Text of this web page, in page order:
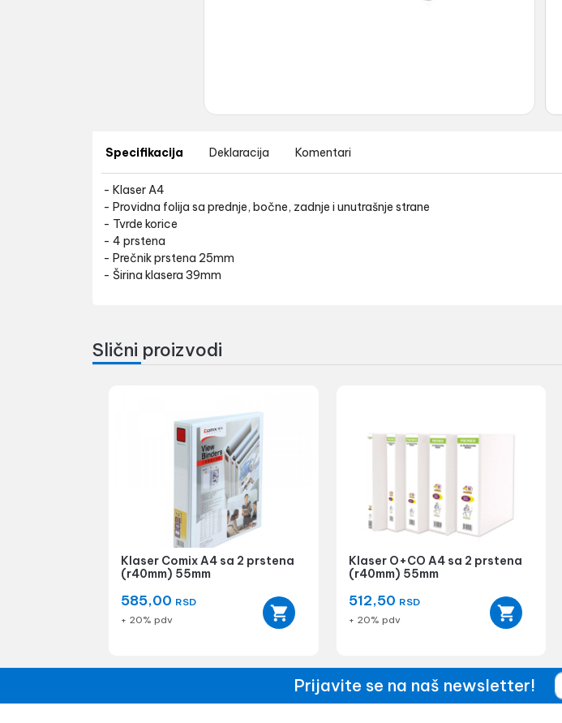
Specifikacija Deklaracija Komentari
- Klaser A4
- Providna folija sa prednje, bočne, zadnje i unutrašnje strane
- Tvrde korice
- 4 prstena
- Prečnik prstena 25mm
- Širina klasera 39mm
Slični proizvodi
Klaser Comix A4 sa 2 prstena
(r40mm) 55mm
585,00 RSD
+ 20% pdv
Klaser O+CO A4 sa 2 prstena
(r40mm) 55mm
512,50 RSD
+ 20% pdv
Prijavite se na naš newsletter!